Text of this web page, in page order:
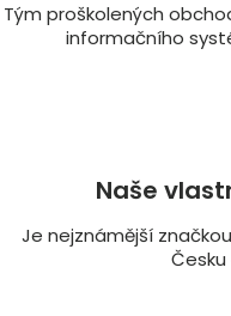
Tým proškolených
informačního
Naše
Je nejznámější
Česku